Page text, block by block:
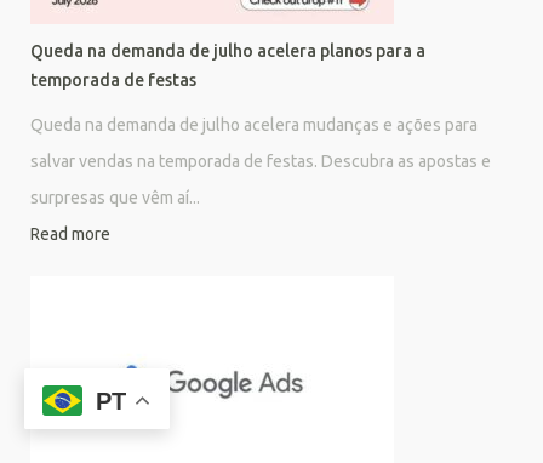
Queda na demanda de julho acelera planos para a
temporada de festas
Queda na demanda de julho acelera mudanças e ações para
salvar vendas na temporada de festas. Descubra as apostas e
surpresas que vêm aí...
Read more
PT